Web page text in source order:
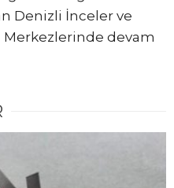
Denizli İnceler ve
Merkezlerinde devam